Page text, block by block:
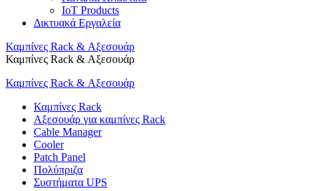
IoT Products
Δικτυακά Εργαλεία
Καμπίνες Rack & Αξεσουάρ
Καμπίνες Rack & Αξεσουάρ
Καμπίνες Rack & Αξεσουάρ
Καμπίνες Rack
Αξεσουάρ για καμπίνες Rack
Cable Manager
Cooler
Patch Panel
Πολύπριζα
Συστήματα UPS